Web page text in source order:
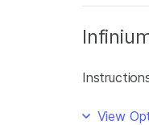
View